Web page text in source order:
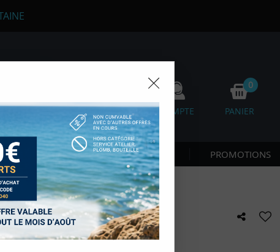
FAVORIS COMPTE
0
PANIER
CÔTE & NAGE NOUVEAUTÉS PROMOTIONS
PACK ROLLER MARES
D'autres,
des
de
aux
des sous-
en